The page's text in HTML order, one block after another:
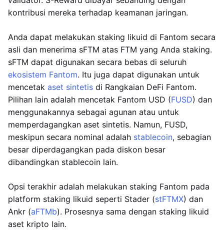
kontribusi mereka terhadap keamanan jaringan.
Anda dapat melakukan staking likuid di Fantom secara
asli dan menerima sFTM atas FTM yang Anda staking.
sFTM dapat digunakan secara bebas di seluruh
ekosistem Fantom. Itu juga dapat digunakan untuk
mencetak aset sintetis di Rangkaian DeFi Fantom.
Pilihan lain adalah mencetak Fantom USD (FUSD) dan
menggunakannya sebagai agunan atau untuk
memperdagangkan aset sintetis. Namun, FUSD,
meskipun secara nominal adalah stablecoin, sebagian
besar diperdagangkan pada diskon besar
dibandingkan stablecoin lain.
Opsi terakhir adalah melakukan staking Fantom pada
platform staking likuid seperti Stader (stFTMX) dan
Ankr (aFTMb). Prosesnya sama dengan staking likuid
aset kripto lain.